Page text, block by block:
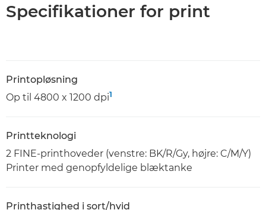
Specifikationer for print
Printopløsning
Op til 4800 x 1200 dpi1
Printteknologi
2 FINE-printhoveder (venstre: BK/R/Gy, højre: C/M/Y)
Printer med genopfyldelige blæktanke
Printhastighed i sort/hvid